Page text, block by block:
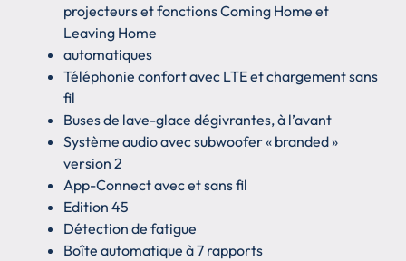
projecteurs et fonctions Coming Home et
Leaving Home
automatiques
Téléphonie confort avec LTE et chargement sans
fil
Buses de lave-glace dégivrantes, à l’avant
Système audio avec subwoofer « branded »
version 2
App-Connect avec et sans fil
Edition 45
Détection de fatigue
Boîte automatique à 7 rapports